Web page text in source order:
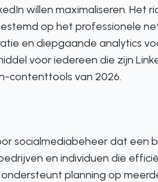
willen maximaliseren. Het
op het professionele
en diepgaande analytics
voor iedereen die zijn
contenttools van 2026.
socialmediabeheer dat een
en individuen die
planning op